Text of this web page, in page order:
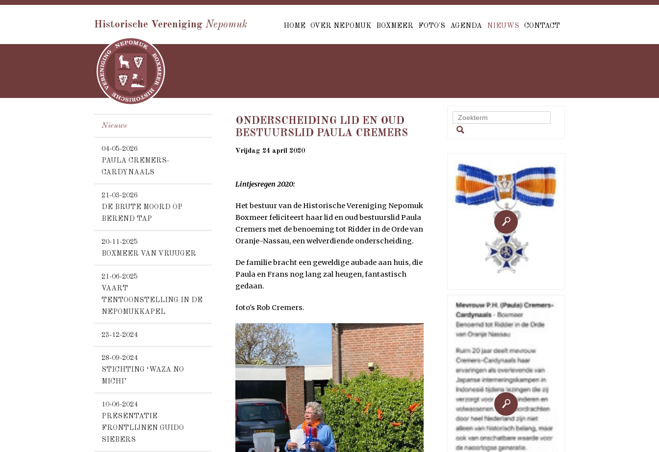
HOME OVER NEPOMUK BOXMEER FOTO'S AGENDA NIEUWS CONTACT
Historische Vereniging Nepomuk
Nieuws
04-05-2026
PAULA CREMERS-
CARDYNAALS
21-03-2026
DE BRUTE MOORD OP
BEREND TAP
20-11-2025
BOXMEER VAN VRUUGER
21-06-2025
VAART
TENTOONSTELLING IN DE
NEPOMUKKAPEL
23-12-2024
28-09-2024
STICHTING ‘WAZA NO
MICHI’
10-06-2024
PRESENTATIE
FRONTLIJNEN GUIDO
SIEBERS
ONDERSCHEIDING LID EN OUD
BESTUURSLID PAULA CREMERS
Vrijdag 24 april 2020
Lintjesregen 2020:
Het bestuur van de Historische Vereniging Nepomuk
Boxmeer feliciteert haar lid en oud bestuurslid Paula
Cremers met de benoeming tot Ridder in de Orde van
Oranje-Nassau, een welverdiende onderscheiding.
De familie bracht een geweldige aubade aan huis, die
Paula en Frans nog lang zal heugen, fantastisch
gedaan.
foto's Rob Cremers.